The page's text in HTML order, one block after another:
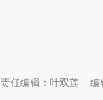
编
责任编辑：叶双莲